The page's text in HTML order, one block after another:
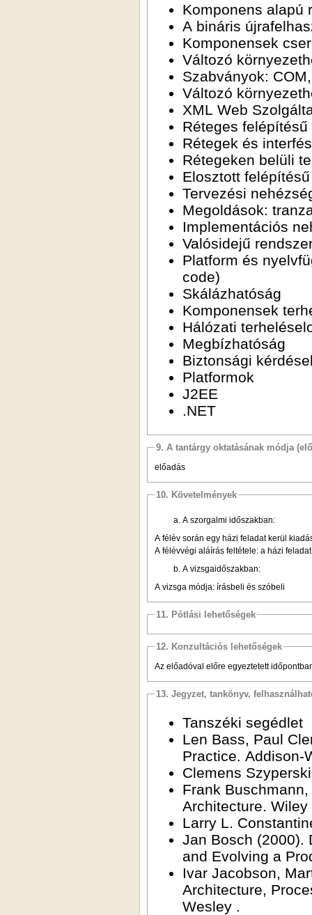
Komponens alapú
A bináris
Komponensek
Változó
Szabványok:
Változó
XML Web
Réteges
Rétegek és
Rétegeken belüli
Elosztott
Tervezési
Megoldások:
Implementációs
Valósidejű
Platform és
code)
Skálázhatóság
Komponensek
Hálózati
Megbízhatóság
Biztonsági
Platformok
J2EE
.NET
9. A tantárgy oktatásának módja
előadás
10. Követelmények
A szorgalmi időszakban:
A félév során egy házi feladat kerül
A félévvégi aláírás feltétele: a házi
A vizsgaidőszakban:
A vizsga módja: írásbeli és szóbeli
11. Pótlási lehetőségek
12. Konzultációs lehetőségek
Az előadóval előre egyeztetett
13. Jegyzet, tankönyv,
Tanszéki segédlet
Len Bass, Paul
Practice. Addison-
Clemens
Frank
Architecture. Wiley
Larry L.
Jan Bosch (2000).
and Evolving a
Ivar Jacobson,
Architecture,
Wesley .